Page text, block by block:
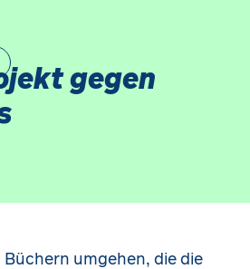
gegen
umgehen, die die